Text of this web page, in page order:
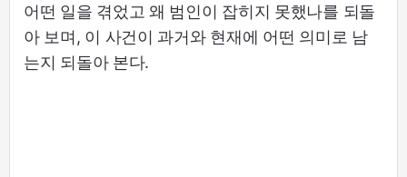
어떤 일을 겪었고 왜 범인이 잡히지 못했나를 되돌
아 보며, 이 사건이 과거와 현재에 어떤 의미로 남
는지 되돌아 본다.